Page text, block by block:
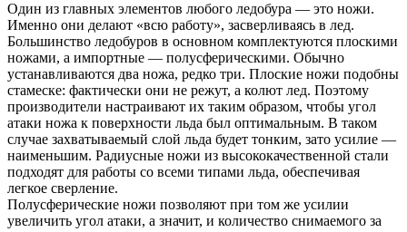
Один из главных элементов любого ледобура — это ножи.
Именно они делают «всю работу», засверливаясь в лед.
Большинство ледобуров в основном комплектуются плоскими
ножами, а импортные — полусферическими. Обычно
устанавливаются два ножа, редко три. Плоские ножи подобны
стамеске: фактически они не режут, а колют лед. Поэтому
производители настраивают их таким образом, чтобы угол
атаки ножа к поверхности льда был оптимальным. В таком
случае захватываемый слой льда будет тонким, зато усилие —
наименьшим. Радиусные ножи из высококачественной стали
подходят для работы со всеми типами льда, обеспечивая
легкое сверление.
Полусферические ножи позволяют при том же усилии
увеличить угол атаки, а значит, и количество снимаемого за